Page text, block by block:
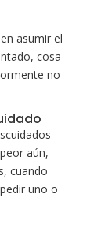
asumir el
cosa
no
aún,
cuando
uno o